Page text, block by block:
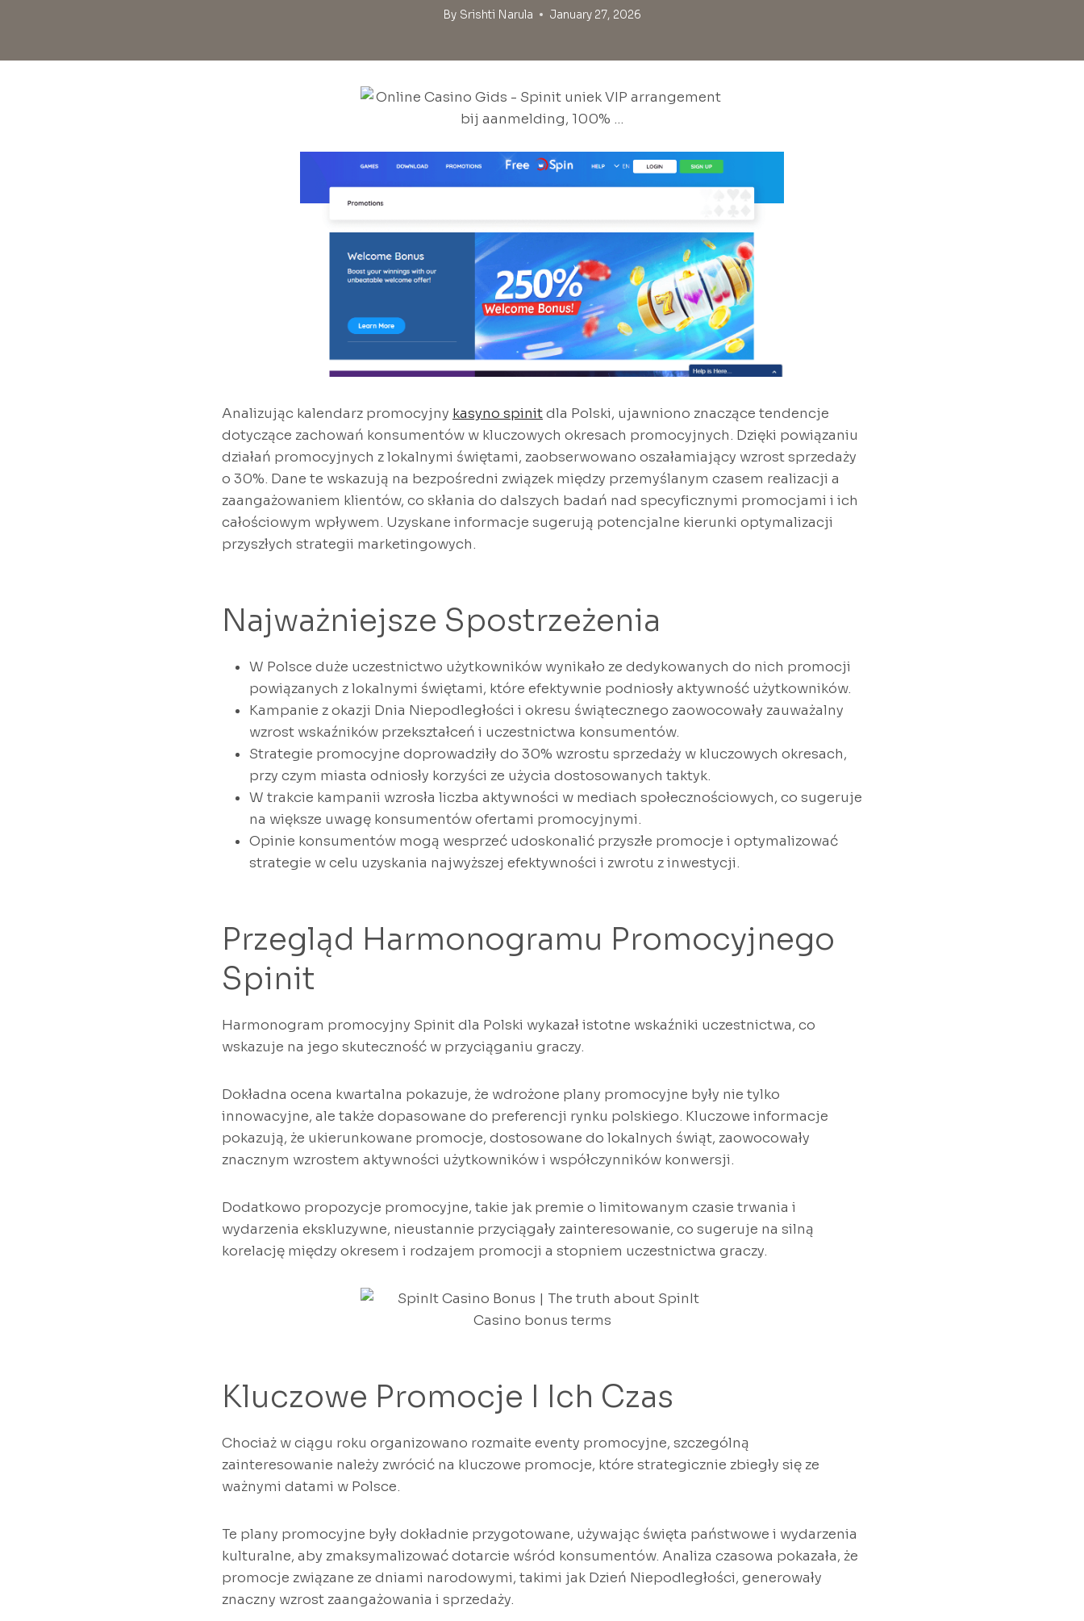
By Srishti Narula January 27, 2026
Analizując kalendarz promocyjny kasyno spinitdla Polski, ujawniono znaczące tendencje
dotyczące zachowań konsumentów w kluczowych okresach promocyjnych. Dzięki powiązaniu
działań promocyjnych z lokalnymi świętami, zaobserwowano oszałamiający wzrost sprzedaży
o 30%. Dane te wskazują na bezpośredni związek między przemyślanym czasem realizacji a
zaangażowaniem klientów, co skłania do dalszych badań nad specyficznymi promocjami i ich
całościowym wpływem. Uzyskane informacje sugerują potencjalne kierunki optymalizacji
przyszłych strategii marketingowych.
Najważniejsze Spostrzeżenia
W Polsce duże uczestnictwo użytkowników wynikało ze dedykowanych do nich promocji
powiązanych z lokalnymi świętami, które efektywnie podniosły aktywność użytkowników.
Kampanie z okazji Dnia Niepodległości i okresu świątecznego zaowocowały zauważalny
wzrost wskaźników przekształceń i uczestnictwa konsumentów.
Strategie promocyjne doprowadziły do 30% wzrostu sprzedaży w kluczowych okresach,
przy czym miasta odniosły korzyści ze użycia dostosowanych taktyk.
W trakcie kampanii wzrosła liczba aktywności w mediach społecznościowych, co sugeruje
na większe uwagę konsumentów ofertami promocyjnymi.
Opinie konsumentów mogą wesprzeć udoskonalić przyszłe promocje i optymalizować
strategie w celu uzyskania najwyższej efektywności i zwrotu z inwestycji.
Przegląd Harmonogramu Promocyjnego
Spinit
Harmonogram promocyjny Spinit dla Polski wykazał istotne wskaźniki uczestnictwa, co
wskazuje na jego skuteczność w przyciąganiu graczy.
Dokładna ocena kwartalna pokazuje, że wdrożone plany promocyjne były nie tylko
innowacyjne, ale także dopasowane do preferencji rynku polskiego. Kluczowe informacje
pokazują, że ukierunkowane promocje, dostosowane do lokalnych świąt, zaowocowały
znacznym wzrostem aktywności użytkowników i współczynników konwersji.
Dodatkowo propozycje promocyjne, takie jak premie o limitowanym czasie trwania i
wydarzenia ekskluzywne, nieustannie przyciągały zainteresowanie, co sugeruje na silną
korelację między okresem i rodzajem promocji a stopniem uczestnictwa graczy.
Kluczowe Promocje I Ich Czas
Chociaż w ciągu roku organizowano rozmaite eventy promocyjne, szczególną
zainteresowanie należy zwrócić na kluczowe promocje, które strategicznie zbiegły się ze
ważnymi datami w Polsce.
Te plany promocyjne były dokładnie przygotowane, używając święta państwowe i wydarzenia
kulturalne, aby zmaksymalizować dotarcie wśród konsumentów. Analiza czasowa pokazała, że
promocje związane ze dniami narodowymi, takimi jak Dzień Niepodległości, generowały
znaczny wzrost zaangażowania i sprzedaży.